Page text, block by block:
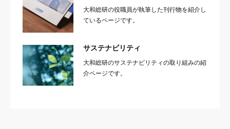
大和総研の役職員が執筆した刊行物を紹介し
ているページです。
サステナビリティ
大和総研のサステナビリティの取り組みの紹
介ページです。